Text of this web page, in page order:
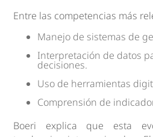
Entre las competencias más
Manejo de sistemas de
Interpretación de datos
decisiones.
Uso de herramientas
Comprensión de
Boeri explica que esta